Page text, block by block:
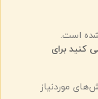
است.
کنید برای
موردنیاز